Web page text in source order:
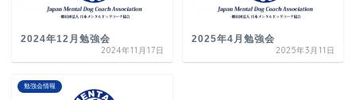
2024年12月勉強会
2024年11月17日
2025年4月勉強会
2025年3月11日
勉強会情報